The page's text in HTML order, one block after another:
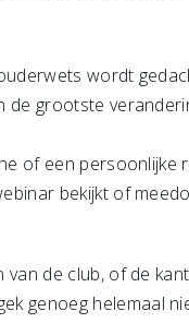
wordt
de grootste
of een persoonlijke
bekijkt of
de club, of de
genoeg helemaal